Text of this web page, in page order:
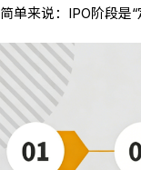
简单来说：IPO阶段是“